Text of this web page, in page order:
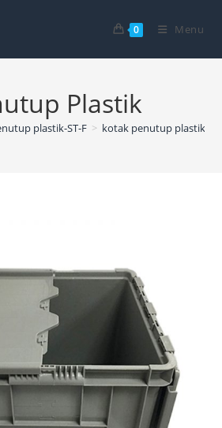
0 Menu
Plastik
plastik-ST-F > kotak penutup plastik